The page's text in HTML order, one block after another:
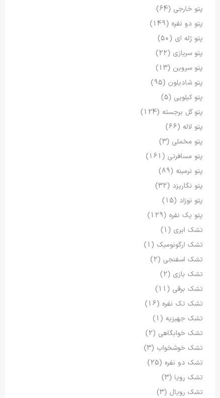
پتو خارجی (64)
پتو دو نفره (149)
پتو ژله ای (50)
پتو سربازی (22)
پتو سروین (13)
پتو شادیلون (95)
پتو کیلویی (5)
پتو گل برجسته (124)
پتو لاله (66)
پتو مخملی (3)
پتو مسافرتی (161)
پتو نرمینه (89)
پتو نگاریزد (32)
پتو نوزاد (15)
پتو یک نفره (129)
تشک ابری (1)
تشک ارگونومیک (1)
تشک اسفنجی (2)
تشک بازی (2)
تشک برقی (11)
تشک تک نفره (16)
تشک جهیزیه (1)
تشک خوابگاهی (2)
تشک خوشخواب (3)
تشک دو نفره (25)
تشک رویا (3)
تشک رویال (3)